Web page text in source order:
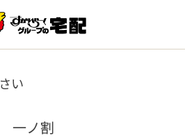
い
一ノ割